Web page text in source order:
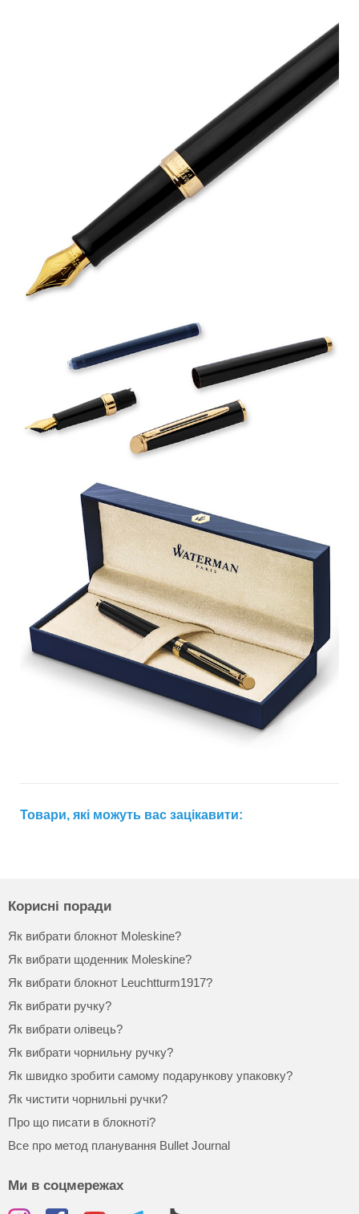
Товари, які можуть вас зацікавити:
Корисні поради
Як вибрати блокнот Moleskine?
Як вибрати щоденник Moleskine?
Як вибрати блокнот Leuchtturm1917?
Як вибрати ручку?
Як вибрати олівець?
Як вибрати чорнильну ручку?
Як швидко зробити самому подарункову упаковку?
Як чистити чорнильні ручки?
Про що писати в блокноті?
Все про метод планування Bullet Journal
Ми в соцмережах